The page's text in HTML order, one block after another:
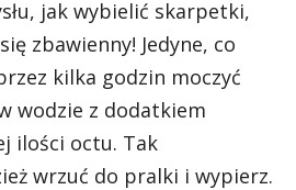
jak wybielić skarpetki,
zbawienny! Jedyne, co
kilka godzin moczyć
wodzie z dodatkiem
ilości octu. Tak
wrzuć do pralki i wypierz.